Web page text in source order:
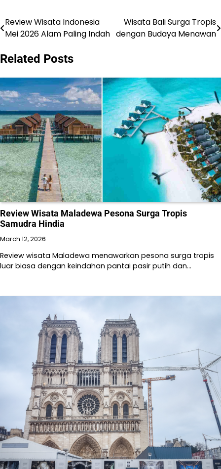
Post
Review Wisata Indonesia
Mei 2026 Alam Paling Indah
Wisata Bali Surga Tropis
dengan Budaya Menawan
Related Posts
Review Wisata Maladewa Pesona Surga Tropis
Samudra Hindia
March 12, 2026
Review wisata Maladewa menawarkan pesona surga tropis
luar biasa dengan keindahan pantai pasir putih dan…